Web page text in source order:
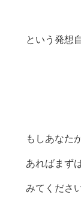
という発想
もしあなた
あればまず
みてください